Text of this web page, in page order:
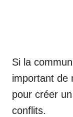
Si la
important de
pour créer
conflits.